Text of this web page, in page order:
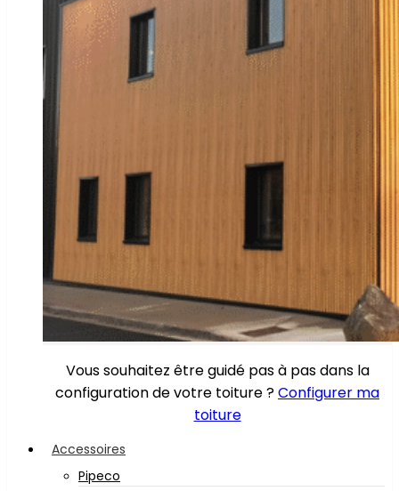
Vous souhaitez être guidé pas à pas dans la
configuration de votre toiture ?Configurer ma
toiture
Accessoires
Pipeco